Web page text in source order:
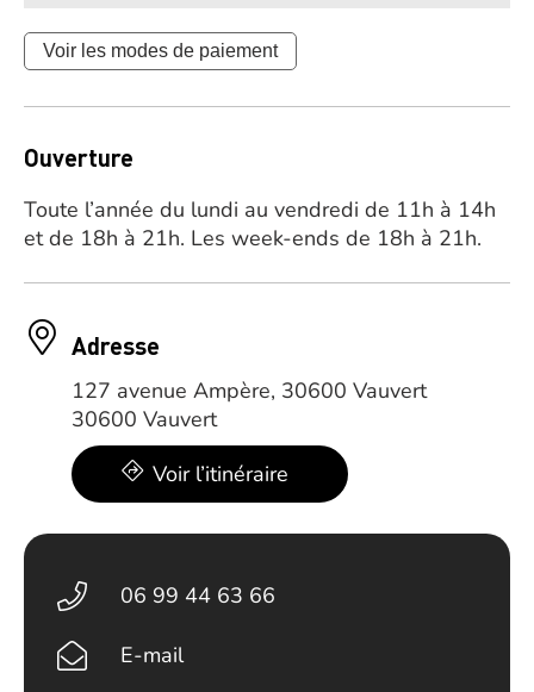
Voir les modes de paiement
Ouverture
Toute l’année du lundi au vendredi de 11h à 14h
et de 18h à 21h. Les week-ends de 18h à 21h.
Adresse
127 avenue Ampère, 30600 Vauvert
30600 Vauvert
Voir l’itinéraire
06 99 44 63 66
E-mail